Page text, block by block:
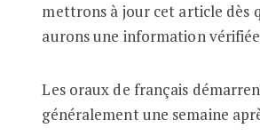
mettrons à jour cet article dès
aurons une information
Les oraux de français
généralement une semaine